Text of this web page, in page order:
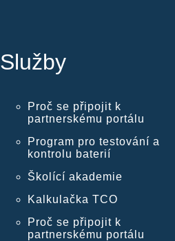
Služby
Proč se připojit k
partnerskému portálu
Program pro testování a
kontrolu baterií
Školící akademie
Kalkulačka TCO
Proč se připojit k
partnerskému portálu